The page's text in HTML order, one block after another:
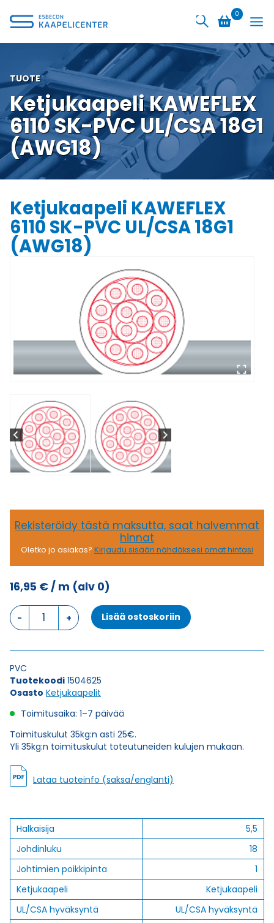
sisältöön
0
TUOTE
Ketjukaapeli KAWEFLEX
6110 SK-PVC UL/CSA 18G1
(AWG18)
Ketjukaapeli KAWEFLEX
6110 SK-PVC UL/CSA 18G1
(AWG18)
Rekisteröidy tästä maksutta, saat halvemmat
hinnat
Oletko jo asiakas? Kirjaudu sisään nähdäksesi omat hintasi
16,95 €/ m (alv 0)
Ketjukaapeli
KAWEFLEX
SK-
18G1
(AWG18)
määrä
Lisää ostoskoriin
PVC
Tuotekoodi 1504625
Osasto Ketjukaapelit
Toimitusaika: 1–7 päivää
Toimituskulut 35kg:n asti 25€.
Yli 35kg:n toimituskulut toteutuneiden kulujen mukaan.
Lataa tuoteinfo (saksa/englanti)
Halkaisija
5,5
Johdinluku
18
Johtimien poikkipinta
1
Ketjukaapeli
Ketjukaapeli
UL/CSA hyväksyntä
UL/CSA hyväksyntä